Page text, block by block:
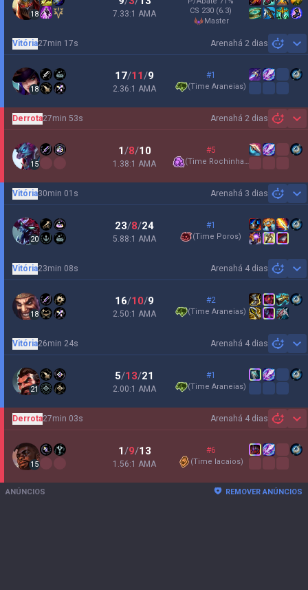
18 7.33:1 AMA
CS 230 (6.3)
master
Arena há 2 dias
Vitória27min 17s
18
17/11/9
2.36:1 AMA
#1
(Time Araneias)
Arena há 2 dias
Derrota27min 53s
15
1/8/10
1.38:1 AMA
#5
(Time Rochinhas )
Arena há 3 dias
Vitória30min 01s
20
23/8/24
5.88:1 AMA
#1
(Time Poros)
Arena há 4 dias
Vitória23min 08s
18
16/10/9
2.50:1 AMA
#2
(Time Araneias)
Arena há 4 dias
Vitória26min 24s
21
5/13/21
2.00:1 AMA
#1
(Time Araneias)
Arena há 4 dias
Derrota27min 03s
15
1/9/13
1.56:1 AMA
#6
(Time lacaios)
ANÚNCIOS REMOVER ANÚNCIOS